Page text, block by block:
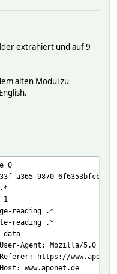
extrahiert und auf 9
alten Modul zu
0
a365-9870-
1
reading .*
reading .*
data
Agent: Mozilla/5.0
https://
www.aponet.de